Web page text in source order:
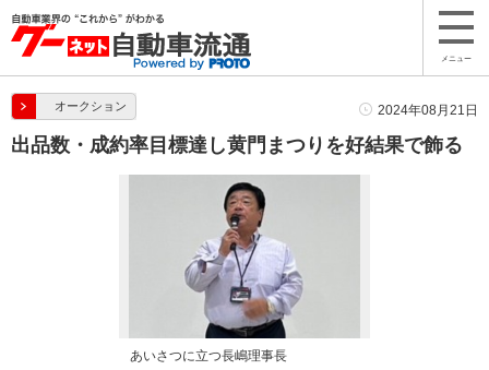
メニュー
オークション 2024年08月21日
出品数・成約率目標達し黄門まつりを好結果で飾る
あいさつに立つ長嶋理事長